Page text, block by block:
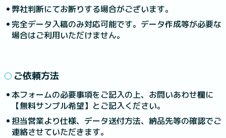
弊社判断にてお断りする場合がございます。
完全データ入稿のみ対応可能です。データ作成等が必要な
場合はご利用いただけません。
ご依頼方法
本フォームの必要事項をご記入の上、お問いあわせ欄に
【無料サンプル希望】とご記入ください。
担当営業より仕様、データ送付方法、納品先等の確認でご
連絡させていただきます。